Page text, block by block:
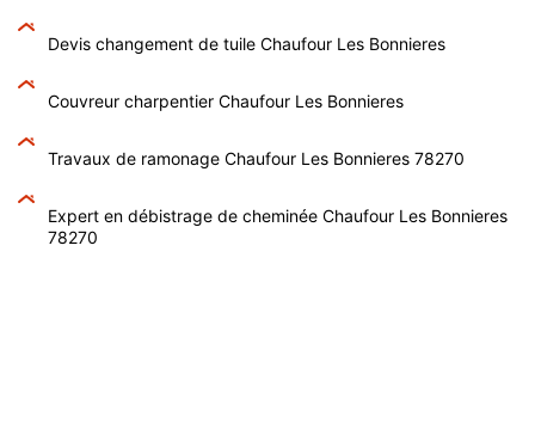
Devis changement de tuile Chaufour Les Bonnieres
Couvreur charpentier Chaufour Les Bonnieres
Travaux de ramonage Chaufour Les Bonnieres 78270
Expert en débistrage de cheminée Chaufour Les Bonnieres
78270